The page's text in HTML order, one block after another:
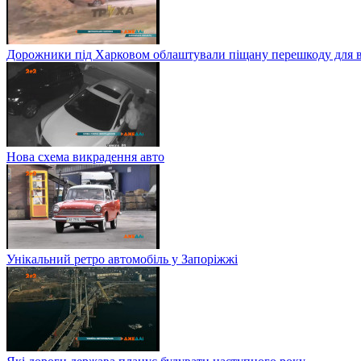
Дорожники під Харковом облаштували піщану перешкоду для
Нова схема викрадення авто
Унікальний ретро автомобіль у Запоріжжі